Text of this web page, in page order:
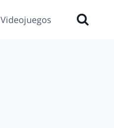
Videojuegos